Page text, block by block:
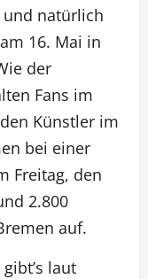
und natürlich
16. Mai in
der
Fans im
Künstler im
bei einer
Freitag, den
2.800
auf.
laut